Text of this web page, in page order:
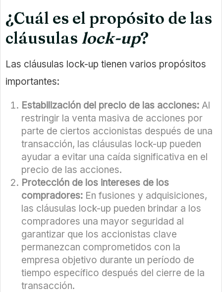
¿Cuál es el propósito de las
cláusulas lock-up?
Las cláusulas lock-up tienen varios propósitos
importantes:
Estabilización del precio de las acciones: Al
restringir la venta masiva de acciones por
parte de ciertos accionistas después de una
transacción, las cláusulas lock-up pueden
ayudar a evitar una caída significativa en el
precio de las acciones.
Protección de los intereses de los
compradores: En fusiones y adquisiciones,
las cláusulas lock-up pueden brindar a los
compradores una mayor seguridad al
garantizar que los accionistas clave
permanezcan comprometidos con la
empresa objetivo durante un período de
tiempo específico después del cierre de la
transacción.